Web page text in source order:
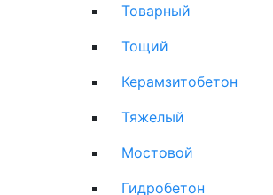
Товарный
Тощий
Керамзитобетон
Тяжелый
Мостовой
Гидробетон